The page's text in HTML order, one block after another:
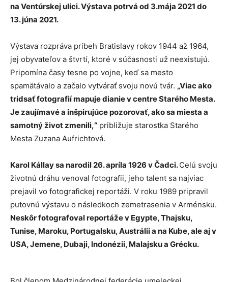
na Ventúrskej ulici. Výstava potrvá od 3.mája 2021 do
13. júna 2021.
Výstava rozpráva príbeh Bratislavy rokov 1944 až 1964,
jej obyvateľov a štvrtí, ktoré v súčasnosti už neexistujú.
Pripomína časy tesne po vojne, keď sa mesto
spamätávalo a začalo vytvárať svoju novú tvár. „Viac ako
tridsať fotografií mapuje dianie v centre Starého Mesta.
Je zaujímavé a inšpirujúce pozorovať, ako sa miesta a
samotný život zmenili,“ približuje starostka Starého
Mesta Zuzana Aufrichtová.
Karol Kállay sa narodil 26. apríla 1926 v Čadci.Celú svoju
životnú dráhu venoval fotografii, jeho talent sa najviac
prejavil vo fotografickej reportáži. V roku 1989 pripravil
putovnú výstavu o následkoch zemetrasenia v Arménsku.
Neskôr fotografoval reportáže v Egypte, Thajsku,
Tunise, Maroku, Portugalsku, Austrálii a na Kube, ale aj v
USA, Jemene, Dubaji, Indonézii, Malajsku a Grécku.